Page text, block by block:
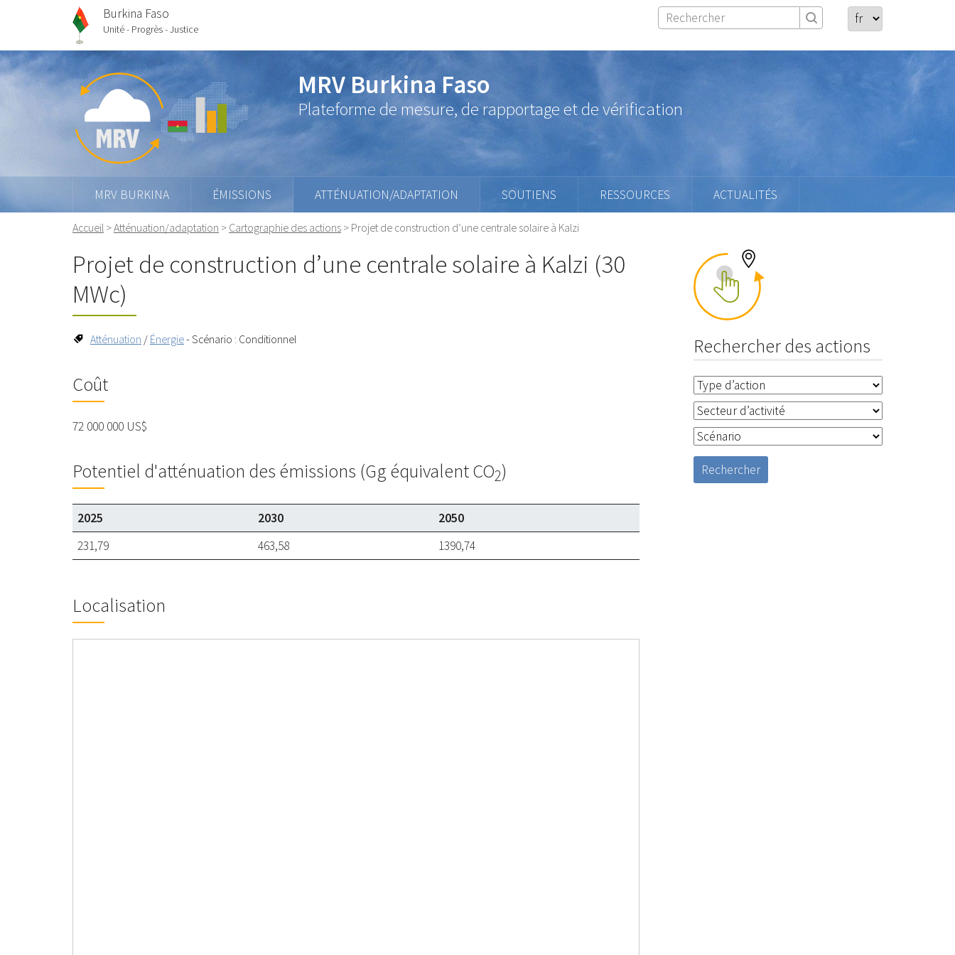
Burkina Faso
Unité - Progrès - Justice
MRV Burkina Faso
Plateforme de mesure, de rapportage et de vérification
MRV BURKINA ÉMISSIONS ATTÉNUATION/ADAPTATION SOUTIENS RESSOURCES ACTUALITÉS
Accueil >Atténuation/adaptation > Cartographie des actions > Projet de construction d’une centrale solaire à Kalzi
Projet de construction d’une centrale solaire à Kalzi (30
MWc)
Atténuation / Énergie- Scénario : Conditionnel
Coût
72 000 000 US$
Potentiel d'atténuation des émissions (Gg équivalent CO2)
2025 2030
2050
231,79
463,58 1390,74
Localisation
Rechercher des actions